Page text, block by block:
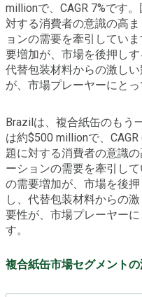
millionで、CAGR 7%です
対する消費者の意識の高
ョンの需要を牽引してい
要増加が、市場を後押し
代替包装材料からの激し
が、市場プレーヤーにと
Brazilは、複合紙缶のもう
は約$500 millionで、
題に対する消費者の意識
ーションの需要を牽引し
の需要増加が、市場を後
し、代替包装材料からの
要性が、市場プレーヤー
す。
複合紙缶市場セグメント